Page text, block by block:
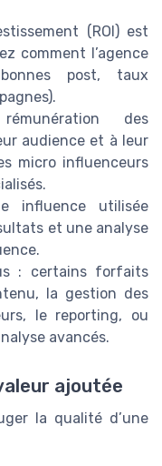
(ROI) est
comment l’agence
post, taux
des
audience et à leur
micro influenceurs
influence utilisée
et une analyse
: certains forfaits
la gestion des
le reporting, ou
avancés.
ajoutée
la qualité d’une